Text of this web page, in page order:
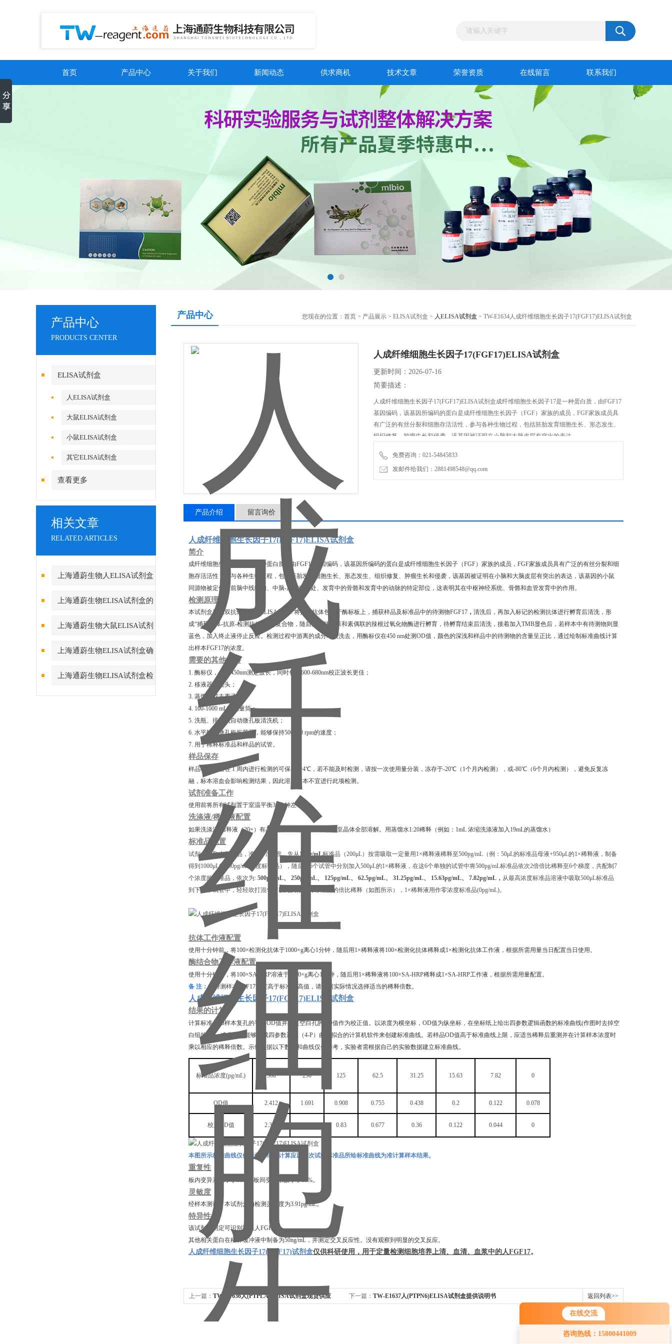
在线交流
咨询热线：15800441009
您好！欢迎前来咨询，很高兴为您
服务，请问您要咨询什么问题呢？
首页 产品中心 关于我们 新闻动态 供求商机 技术文章 荣誉资质 在线留言 联系我们
产品中心
PRODUCTS CENTER
ELISA试剂盒
人ELISA试剂盒
大鼠ELISA试剂盒
小鼠ELISA试剂盒
其它ELISA试剂盒
查看更多
相关文章
RELATED ARTICLES
上海通蔚生物人ELISA试剂盒
实验酶标仪环境的重要性
上海通蔚生物ELISA试剂盒的
测定方法及要求
上海通蔚生物大鼠ELISA试剂
盒的组成和保存
上海通蔚生物ELISA试剂盒确
保数据真实可靠
上海通蔚生物ELISA试剂盒检
测结果的稳定性
产品中心 您现在的位置： 首页 > 产品展示 > ELISA试剂盒 > 人ELISA试剂盒 > TW-E1634人成纤维细胞生长因子17(FGF17)ELISA试剂盒
人成纤维细胞生长因子17(FGF17)ELISA试剂盒
更新时间：2026-07-16
简要描述：
人成纤维细胞生长因子17(FGF17)ELISA试剂盒成纤维细胞生长因子17是一种蛋白质，由FGF17
基因编码，该基因所编码的蛋白是成纤维细胞生长因子（FGF）家族的成员，FGF家族成员具
有广泛的有丝分裂和细胞存活活性，参与各种生物过程，包括胚胎发育细胞生长、形态发生、
组织修复、肿瘤生长和侵袭，该基因被证明在小脑和大脑皮层有突出的表达。
免费咨询：021-54845833
发邮件给我们：2881498548@qq.com
产品介绍 留言询价
人成纤维细胞生长因子17(FGF17)ELISA试剂盒
简介
成纤维细胞生长因子17是一种蛋白质，由FGF17基因编码，该基因所编码的蛋白是成纤维细胞生长因子（FGF）家族的成员，FGF家族成员具有广泛的有丝分裂和细
胞存活活性，参与各种生物过程，包括胚胎发育细胞生长、形态发生、组织修复、肿瘤生长和侵袭，该基因被证明在小脑和大脑皮层有突出的表达，该基因的小鼠
同源物被定位在前脑中线结构、中脑-后脑交界处、发育中的骨骼和发育中的动脉的特定部位，这表明其在中枢神经系统、骨骼和血管发育中的作用。
检测原理
本试剂盒采用双抗体夹心法ELISA技术 : 将捕获抗体包被于酶标板上，捕获样品及标准品中的待测物FGF17 ， 清洗后，再加入标记的检测抗体进行孵育后清洗，形
成“捕获抗体-抗原-检测抗体"免疫复合物，随后加入链霉亲和素偶联的辣根过氧化物酶进行孵育，待孵育结束后清洗，接着加入TMB显色后，若样本中有待测物则显
蓝色，加入终止液停止反应。检测过程中游离的成分均被洗去，用酶标仪在450 nm处测OD值，颜色的深浅和样品中的待测物的含量呈正比，通过绘制标准曲线计算
出样本FGF17的浓度。
需要的其他材料
1. 酶标仪，包含450nm测定波长，同时包含600-680nm校正波长更佳；
2. 移液器及枪头；
3. 蒸馏水或去离子水；
4. 100-1000 mL刻度量筒；
5. 洗瓶、排枪或自动微孔板清洗机；
6. 水平轨道微孔板振荡器，能够保持500±50 rpm的速度；
7. 用于稀释标准品和样品的试管。
样品保存
样品收集后若在 1 周内进行检测的可保存于4℃，若不能及时检测，请按一次使用量分装，冻存于-20℃（1个月内检测），或-80℃（6个月内检测），避免反复冻
融，标本溶血会影响检测结果，因此溶血标本不宜进行此项检测。
试剂准备工作
使用前将所有试剂置于室温平衡30分钟左右。
洗涤液/稀释液配置
如果洗涤液/稀释液（20×）有晶体析出，需在37℃下加热⾄晶体全部溶解。用蒸馏水1:20稀释（例如：1mL 浓缩洗涤液加入19mL的蒸馏水）
标准品配置
试剂盒中取出标准品，准备7个试管，先从10ng/mL标准品（200μL）按需吸取一定量用1×稀释液稀释至500pg/mL（例：50μL的标准品母液+950μL的1×稀释液，制备
得到1000μL的500pg/mL浓度标准品），随后在6个试管中分别加入500μL的1×稀释液，在这6个单独的试管中将500pg/mL标准品依次2倍倍比稀释至6个梯度，共配制7
个浓度的标准品，依次为: 500pg/mL、 250pg/mL、 125pg/mL、 62.5pg/mL、 31.25pg/mL、 15.63pg/mL、 7.82pg/mL， 从最高浓度标准品溶液中吸取500μL标准品
到下一个试管中，轻轻吹打混匀，以此类推进行标准品的倍比稀释（如图所示），1×稀释液用作零浓度标准品(0pg/mL)。
抗体工作液配置
使用十分钟前，将100×检测化抗体于1000×g离心1分钟，随后用1×稀释液将100×检测化抗体稀释成1×检测化抗体工作液，根据所需用量当日配置当日使用。
酶结合物工作液配置
使用十分钟前，将100×SA-HRP溶液于1000×g离心1分钟，随后用1×稀释液将100×SA-HRP稀释成1×SA-HRP工作液，根据所需用量配置。
备 注：如待测样本 FGF17浓度高于标准品高值，请根据实际情况选择适当的稀释倍数。
人成纤维细胞生长因子17(FGF17)ELISA试剂盒
结果的计算
计算标准品和样本复孔的平均OD值并减去空白孔的OD值作为校正值。以浓度为横坐标，OD值为纵坐标，在坐标纸上绘出四参数逻辑函数的标准曲线(作图时去掉空
白组的值)。或者使用能够生成四参数逻辑（4-P）曲线拟合的计算机软件来创建标准曲线。若样品OD值高于标准曲线上限，应适当稀释后重测并在计算样本浓度时
乘以相应的稀释倍数。示例数据以下数据和曲线仅供参考，实验者需根据自己的实验数据建立标准曲线。
标准品浓度(pg/mL) 500 250 125 62.5 31.25 15.63 7.82 0
OD值 2.412 1.691 0.908 0.755 0.438 0.2 0.122 0.078
校正 OD值 2.334 0.83 0.677 0.36 0.122 0.044 0
本图所示标准曲线仅供示例，结果计算应以同次试验标准品所绘标准曲线为准计算样本结果。
重复性
板内变异系数小于10%，板间变异系数小于10%。
灵敏度
经样本测试，本试剂盒的检测灵敏度为3.91pg/mL。
特异性
该试剂盒测定可识别重组 人FGF17
。
其他相关蛋白在稀释缓冲液中制备为50ng/mL，并测定交叉反应性。没有观察到明显的交叉反应。
人成纤维细胞生长因子17(FGF17)试剂盒仅供科研使用，用于定量检测细胞培养上清、血清、血浆中的人FGF17。
上一篇： TW-E1636人(PTPLA)ELISA试剂盒现货供应 下一篇： TW-E1637人(PTPN6)ELISA试剂盒提供说明书 返回列表>>